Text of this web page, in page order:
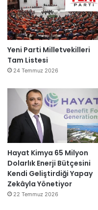
Yeni Parti Milletvekilleri
Tam Listesi
24 Temmuz 2026
Hayat Kimya 65 Milyon
Dolarlık Enerji Bütçesini
Kendi Geliştirdiği Yapay
Zekâyla Yönetiyor
22 Temmuz 2026